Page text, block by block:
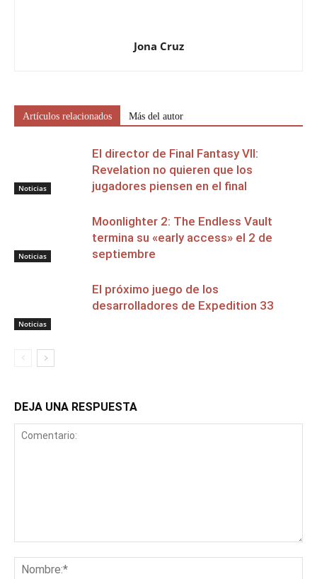
Jona Cruz
Artículos relacionados Más del autor
Noticias
El director de Final Fantasy VII:
Revelation no quieren que los
jugadores piensen en el final
Noticias
Moonlighter 2: The Endless Vault
termina su «early access» el 2 de
septiembre
Noticias
El próximo juego de los
desarrolladores de Expedition 33
DEJA UNA RESPUESTA